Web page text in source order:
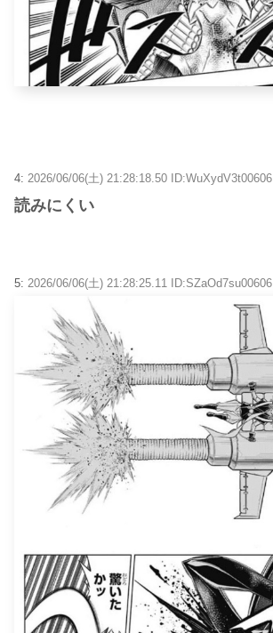
4: 2026/06/06(土) 21:28:18.50 ID:WuXydV3t00606
読みにくい
5: 2026/06/06(土) 21:28:25.11 ID:SZaOd7su00606